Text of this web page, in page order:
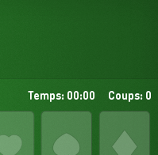
Temps: 00:00 Coups: 0